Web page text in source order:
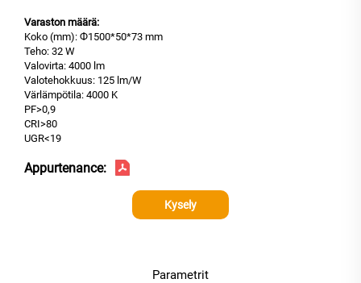
Varaston määrä:
Koko (mm): Ф1500*50*73 mm
Teho: 32 W
Valovirta: 4000 lm
Valotehokkuus: 125 lm/W
Värlämpötila: 4000 K
PF>0,9
CRI>80
UGR<19
Appurtenance:
Kysely
Parametrit